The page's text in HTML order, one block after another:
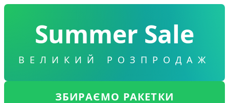
Summer Sale
ВЕЛИКИЙ РОЗПРОДАЖ
ЗБИРАЄМО РАКЕТКИ